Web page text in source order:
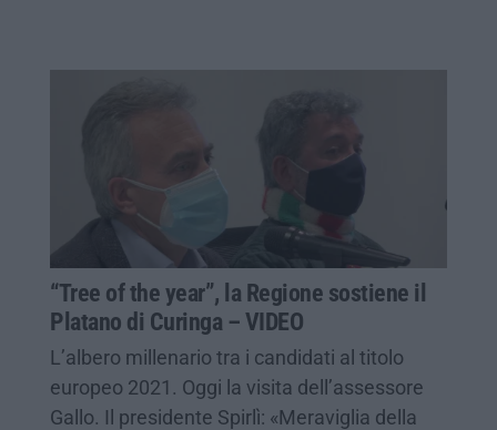
“Tree of the year”, la Regione sostiene il
Platano di Curinga – VIDEO
L’albero millenario tra i candidati al titolo
europeo 2021. Oggi la visita dell’assessore
Gallo. Il presidente Spirlì: «Meraviglia della